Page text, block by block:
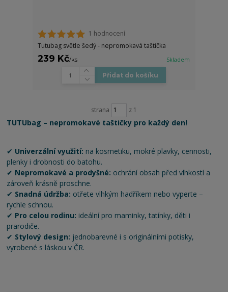
1 hodnocení
Tutubag světle šedý - nepromokavá taštička
239 Kč/ks Skladem
Přidat do košíku
strana z 1
TUTUbag – nepromokavé taštičky pro každý den!
✔ Univerzální využití: na kosmetiku, mokré plavky, cennosti,
plenky i drobnosti do batohu.
✔ Nepromokavé a prodyšné: ochrání obsah před vlhkostí a
zároveň krásně proschne.
✔ Snadná údržba: otřete vlhkým hadříkem nebo vyperte –
rychle schnou.
✔ Pro celou rodinu: ideální pro maminky, tatínky, děti i
prarodiče.
✔ Stylový design: jednobarevné i s originálními potisky,
vyrobené s láskou v ČR.